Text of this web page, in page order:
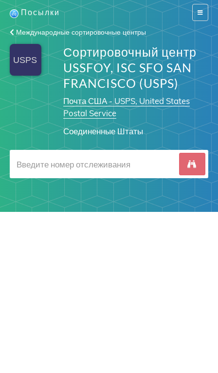
Switch
Посылки
Международные сортировочные центры
Сортировочный центр
USSFOY, ISC SFO SAN
FRANCISCO (USPS)
Почта США - USPS, United States
Postal Service
Соединенные Штаты